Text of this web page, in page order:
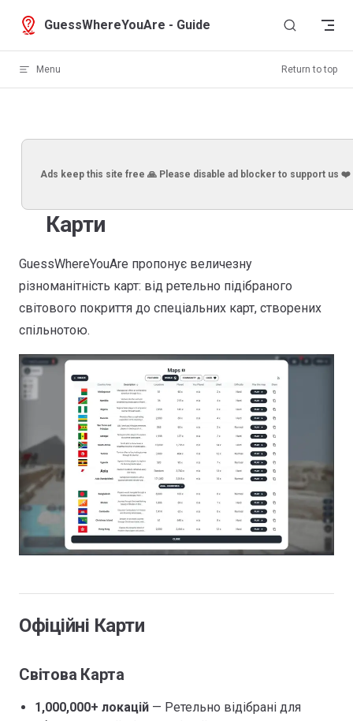
Skip to content
GuessWhereYouAre - Guide
Menu Return to top
Ads keep this site free 🙏 Please disable ad blocker to support us ❤️
Карти
GuessWhereYouAre пропонує величезну
різноманітність карт: від ретельно підібраного
світового покриття до спеціальних карт, створених
спільнотою.
Офіційні Карти
Світова Карта
1,000,000+ локацій — Ретельно відібрані для